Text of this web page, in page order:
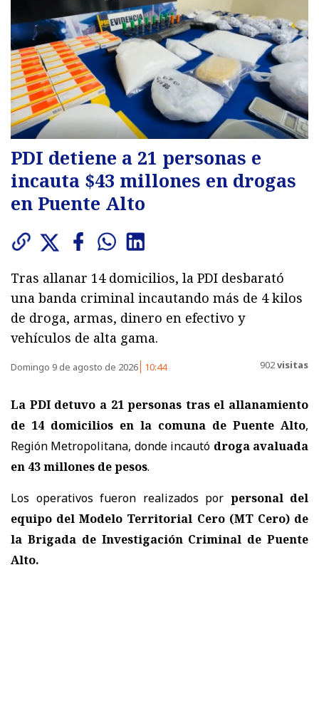
PDI detiene a 21 personas e
incauta $43 millones en drogas
en Puente Alto
Tras allanar 14 domicilios, la PDI desbarató
una banda criminal incautando más de 4 kilos
de droga, armas, dinero en efectivo y
vehículos de alta gama.
Domingo 9 de agosto de 2026 10:44 902visitas
La PDI detuvo a 21 personas tras el allanamiento
de 14 domicilios en la comuna de Puente Alto,
Región Metropolitana, donde incautó droga avaluada
en 43 millones de pesos.
Los operativos fueron realizados por personal del
equipo del Modelo Territorial Cero (MT Cero) de
la Brigada de Investigación Criminal de Puente
Alto.